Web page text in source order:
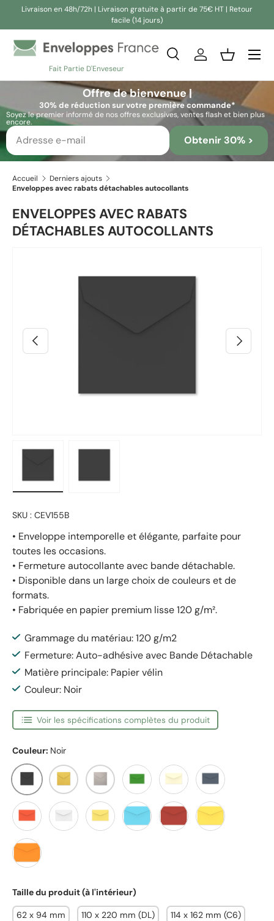
Livraison en 48h/72h | Livraison gratuite à partir de 75€ HT | Retour
facile (14 jours)
Fait Partie D'Enveseur
Recherche
Rechercher
RechercheSe connecter
Panier
Offre de bienvenue |
30% de réduction sur votre première commande*
Soyez le premier informé de nos offres exclusives, ventes flash et bien plus
encore.
Obtenir 30% >
Accueil
Derniers ajouts
Enveloppes avec rabats détachables autocollants
ENVELOPPES AVEC RABATS
DÉTACHABLES AUTOCOLLANTS
Précédent Suivant
SKU : CEV155B
• Enveloppe intemporelle et élégante, parfaite pour
toutes les occasions.
• Fermeture autocollante avec bande détachable.
• Disponible dans un large choix de couleurs et de
formats.
• Fabriquée en papier premium lisse 120 g/m².
Grammage du matériau: 120 g/m2
Fermeture: Auto-adhésive avec Bande Détachable
Matière principale: Papier vélin
Couleur: Noir
Voir les spécifications complètes du produit
Couleur: Noir
Noir Doré
Argenté
Vert
Ivoire Bleue Marine
Rouge Blanc Jaune Bleu Rouge FoncéeJaune Foncée
Orange
Taille du produit (à l'intérieur)
62 x 94 mm 110 x 220 mm (DL) 114 x 162 mm (C6)